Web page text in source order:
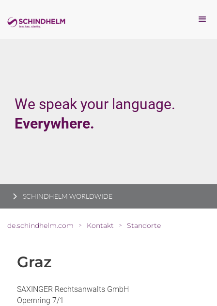
We speak your language.
Everywhere.
SCHINDHELM WORLDWIDE
de.schindhelm.com > Kontakt > Standorte
Graz
SAXINGER Rechtsanwalts GmbH
Opernring 7/1